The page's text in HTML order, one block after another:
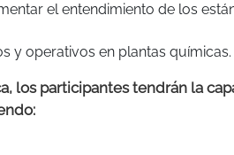
el entendimiento de los
y operativos en plantas químicas.
los participantes tendrán la